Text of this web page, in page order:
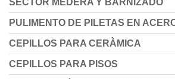
SECTOR MEDERA Y BARNIZADO
PULIMENTO DE PILETAS EN
CEPILLOS PARA CERÀMICA
CEPILLOS PARA PISOS